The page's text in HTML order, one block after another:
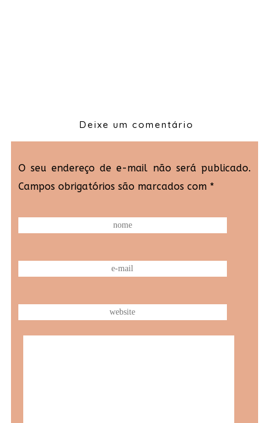
Deixe um comentário
O seu endereço de e-mail não será publicado.
Campos obrigatórios são marcados com *